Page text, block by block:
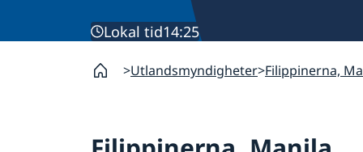
Lokal tid14:25
Utlandsmyndigheter Filippinerna,